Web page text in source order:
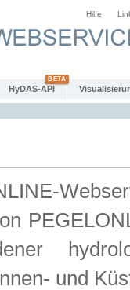
Hilfe
HyDAS-API
und